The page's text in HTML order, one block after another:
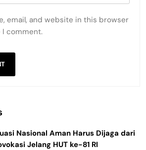
email, and website in this browser
comment.
Nasional Aman Harus Dijaga dari
Jelang HUT ke-81 RI